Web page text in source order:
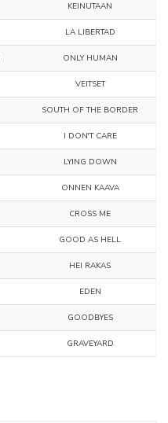
KEINUTAAN
LA LIBERTAD
ONLY HUMAN
VEITSET
SOUTH OF THE BORDER
I DON'T CARE
LYING DOWN
ONNEN KAAVA
CROSS ME
GOOD AS HELL
HEI RAKAS
EDEN
GOODBYES
GRAVEYARD